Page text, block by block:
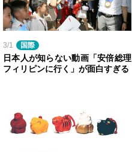
3/1 国際
日本人が知らない動画「安倍総理
フィリピンに行く」が面白すぎる